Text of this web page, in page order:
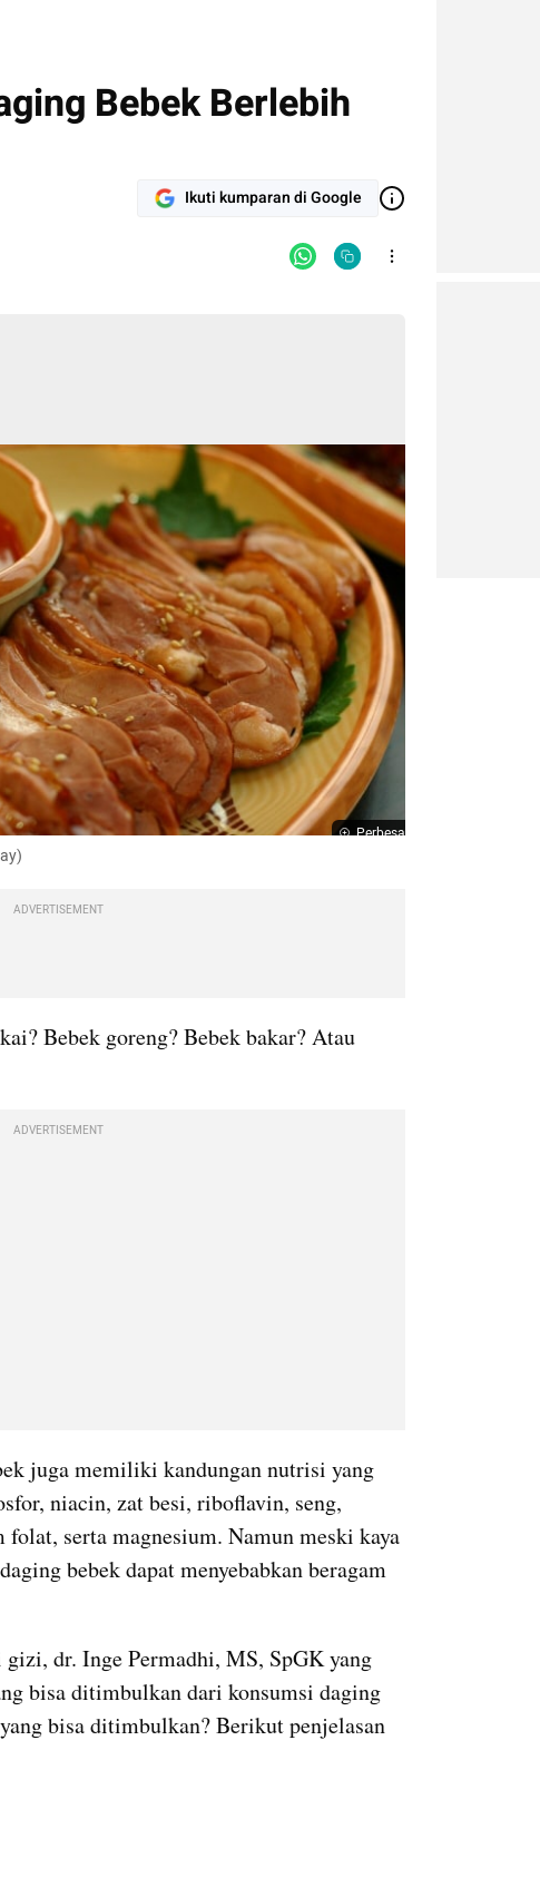
Bebek Berlebih
Ikuti kumparan di Google
Perbesar
ADVERTISEMENT
Bebek goreng? Bebek bakar? Atau
ADVERTISEMENT
juga memiliki kandungan nutrisi yang
niacin, zat besi, riboflavin, seng,
serta magnesium. Namun meski kaya
bebek dapat menyebabkan beragam
dr. Inge Permadhi, MS, SpGK yang
bisa ditimbulkan dari konsumsi daging
bisa ditimbulkan? Berikut penjelasan